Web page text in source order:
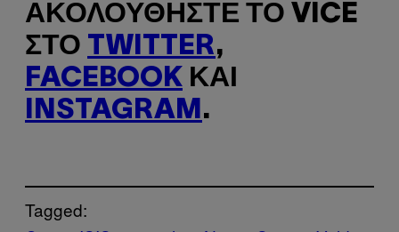
ΑΚΟΛΟΥΘΉΣΤΕ ΤΟ VICE
ΣΤΟ TWITTER,
FACEBOOK ΚΑΙ
INSTAGRAM .
Tagged: